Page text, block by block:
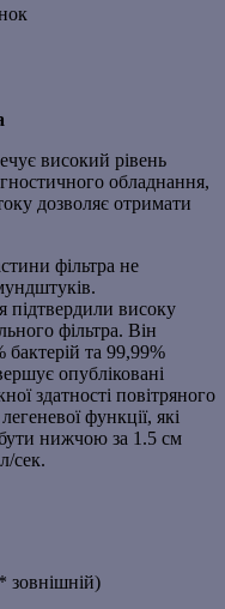
високий рівень
обладнання,
дозволяє отримати
фільтра не
підтвердили високу
фільтра. Він
бактерій та 99,99%
опубліковані
здатності повітряного
функції, які
нижчою за 1.5 см
сек.
зовнішній)